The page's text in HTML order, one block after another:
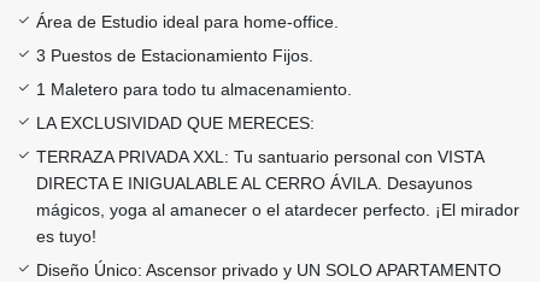
Área de Estudio ideal para home-office.
3 Puestos de Estacionamiento Fijos.
1 Maletero para todo tu almacenamiento.
LA EXCLUSIVIDAD QUE MERECES:
TERRAZA PRIVADA XXL: Tu santuario personal con VISTA
DIRECTA E INIGUALABLE AL CERRO ÁVILA. Desayunos
mágicos, yoga al amanecer o el atardecer perfecto. ¡El mirador
es tuyo!
Diseño Único: Ascensor privado y UN SOLO APARTAMENTO